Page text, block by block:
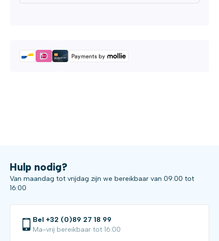
Hulp nodig?
Van maandag tot vrijdag zijn we bereikbaar van 09:00 tot
16:00
Bel +32 (0)89 27 18 99
Ma-vrij bereikbaar tot 16:00